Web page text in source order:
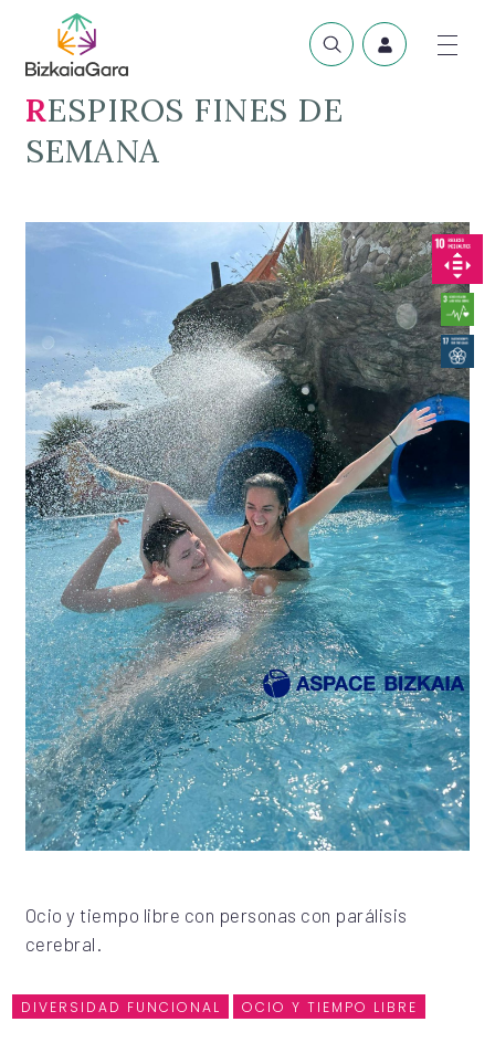
RESPIROS FINES DE
SEMANA
Ocio y tiempo libre con personas con parálisis
cerebral.
DIVERSIDAD FUNCIONAL OCIO Y TIEMPO LIBRE